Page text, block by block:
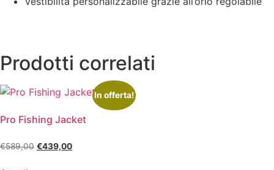
Prodotti correlati
In offerta!
Pro Fishing Jacket
€589,00 €439,00